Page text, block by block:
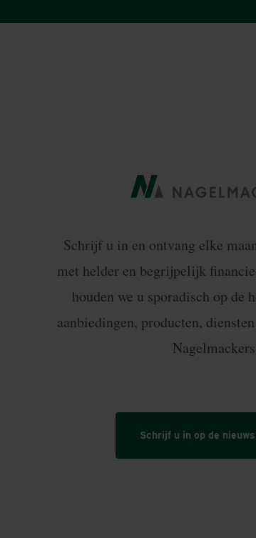
Schrijf u in en ontvang elke
met helder en begrijpelijk
houden we u sporadisch op de
aanbiedingen, producten,
Schrijf u in op de